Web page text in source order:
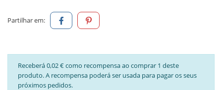
Partilhar em:
Receberá 0,02 € como recompensa ao comprar 1 deste
produto. A recompensa poderá ser usada para pagar os seus
próximos pedidos.